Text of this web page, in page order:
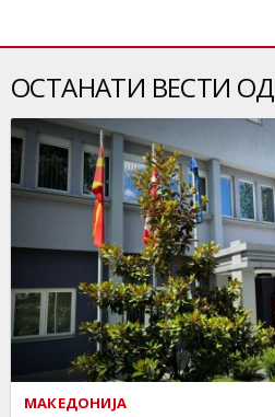
ОСТАНАТИ ВЕСТИ ОД
МАКЕДОНИЈА